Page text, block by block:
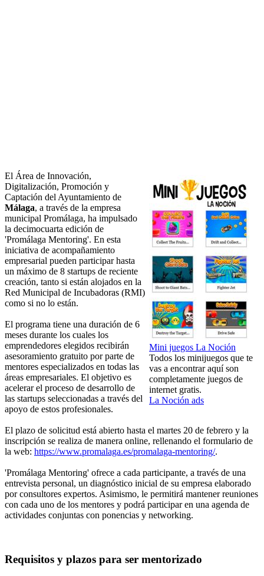
Mini juegos La Noción
Todos los minijuegos que te
vas a encontrar aquí son
completamente juegos de
internet gratis.
La Noción ads
El Área de Innovación,
Digitalización, Promoción y
Captación del Ayuntamiento de
Málaga, a través de la empresa
municipal Promálaga, ha impulsado
la decimocuarta edición de
'Promálaga Mentoring'. En esta
iniciativa de acompañamiento
empresarial pueden participar hasta
un máximo de 8 startups de reciente
creación, tanto si están alojados en la
Red Municipal de Incubadoras (RMI)
como si no lo están.
El programa tiene una duración de 6
meses durante los cuales los
emprendedores elegidos recibirán
asesoramiento gratuito por parte de
mentores especializados en todas las
áreas empresariales. El objetivo es
acelerar el proceso de desarrollo de
las startups seleccionadas a través del
apoyo de estos profesionales.
El plazo de solicitud está abierto hasta el martes 20 de febrero y la
inscripción se realiza de manera online, rellenando el formulario de
la web: https://www.promalaga.es/promalaga-mentoring/.
'Promálaga Mentoring' ofrece a cada participante, a través de una
entrevista personal, un diagnóstico inicial de su empresa elaborado
por consultores expertos. Asimismo, le permitirá mantener reuniones
con cada uno de los mentores y podrá participar en una agenda de
actividades conjuntas con ponencias y networking.
Requisitos y plazos para ser mentorizado